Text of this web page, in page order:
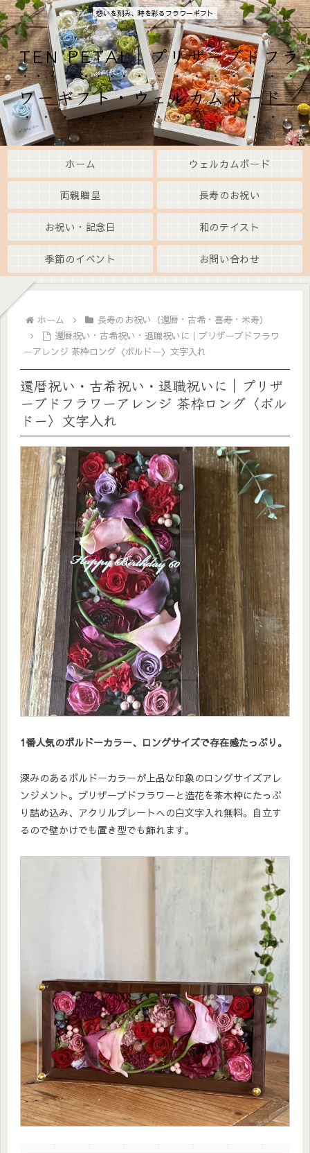
想いを刻み、時を彩るフラワーギフト
TEN PETAL｜プリザーブドフラ
ワーギフト・ウェルカムボード
ホーム ウェルカムボード
両親贈呈 長寿のお祝い
お祝い・記念日 和のテイスト
季節のイベント お問い合わせ
ホーム
長寿のお祝い（還暦・古希・喜寿・米寿）
還暦祝い・古希祝い・退職祝いに｜プリザーブドフラワ
ーアレンジ 茶枠ロング〈ボルドー〉文字入れ
還暦祝い・古希祝い・退職祝いに｜プリザ
ーブドフラワーアレンジ 茶枠ロング〈ボル
ドー〉文字入れ
1番人気のボルドーカラー、ロングサイズで存在感たっぷり。
深みのあるボルドーカラーが上品な印象のロングサイズアレ
ンジメント。プリザーブドフラワーと造花を茶木枠にたっぷ
り詰め込み、アクリルプレートへの白文字入れ無料。自立す
るので壁かけでも置き型でも飾れます。